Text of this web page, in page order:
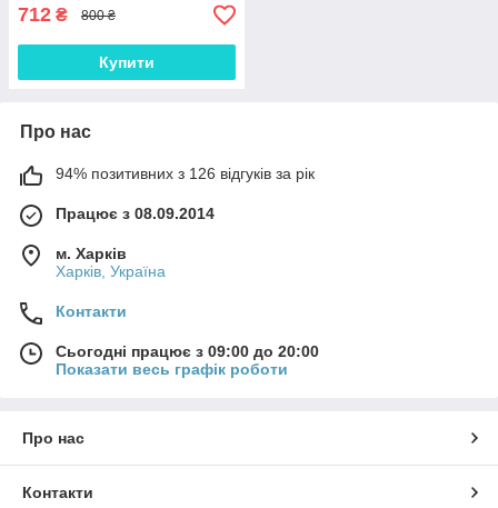
712 ₴ 800 ₴
Купити
Про нас
94% позитивних з 126 відгуків за рік
Працює з 08.09.2014
м. Харків
Харків, Україна
Контакти
Сьогодні працює з 09:00 до 20:00
Показати весь графік роботи
Про нас
Контакти